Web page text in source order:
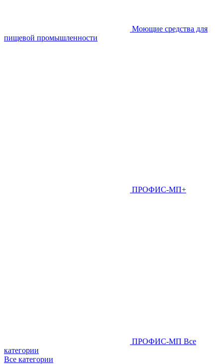
Моющие средства для
пищевой промышленности
ПРОФИС-МП+
ПРОФИС-МП Все
категории
Все категории